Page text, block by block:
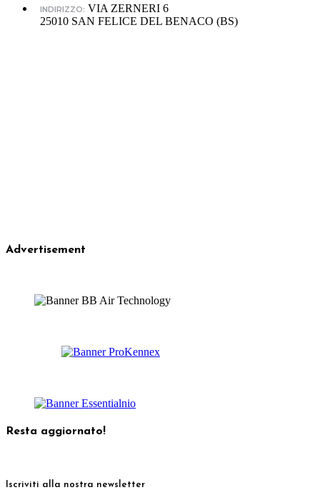
INDIRIZZO: VIA ZERNERI 6
25010 SAN FELICE DEL BENACO (BS)
Advertisement
Resta aggiornato!
Iscriviti alla nostra newsletter